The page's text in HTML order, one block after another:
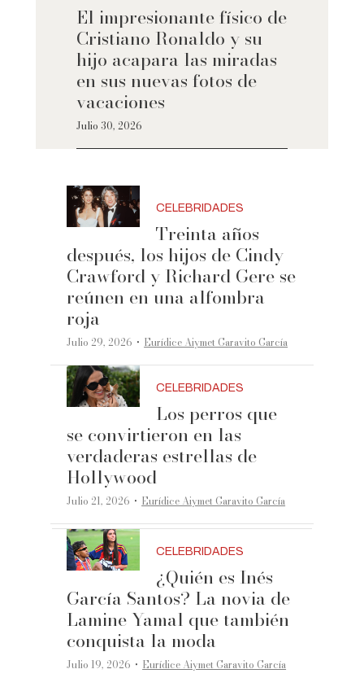
El impresionante físico de
Cristiano Ronaldo y su
hijo acapara las miradas
en sus nuevas fotos de
vacaciones
Julio 30, 2026
CELEBRIDADES
Treinta años
después, los hijos de Cindy
Crawford y Richard Gere se
reúnen en una alfombra
roja
Julio 29, 2026 ·Eurídice Aiymet Garavito García
CELEBRIDADES
Los perros que
se convirtieron en las
verdaderas estrellas de
Hollywood
Julio 21, 2026 ·Eurídice Aiymet Garavito García
CELEBRIDADES
¿Quién es Inés
García Santos? La novia de
Lamine Yamal que también
conquista la moda
Julio 19, 2026 ·Eurídice Aiymet Garavito García